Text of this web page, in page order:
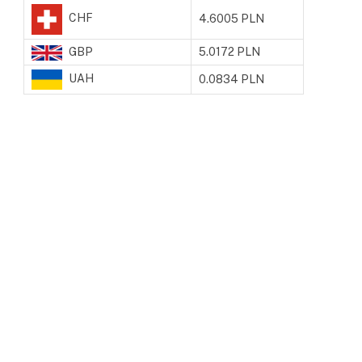
CHF 4.6005 PLN
GBP 5.0172 PLN
UAH 0.0834 PLN